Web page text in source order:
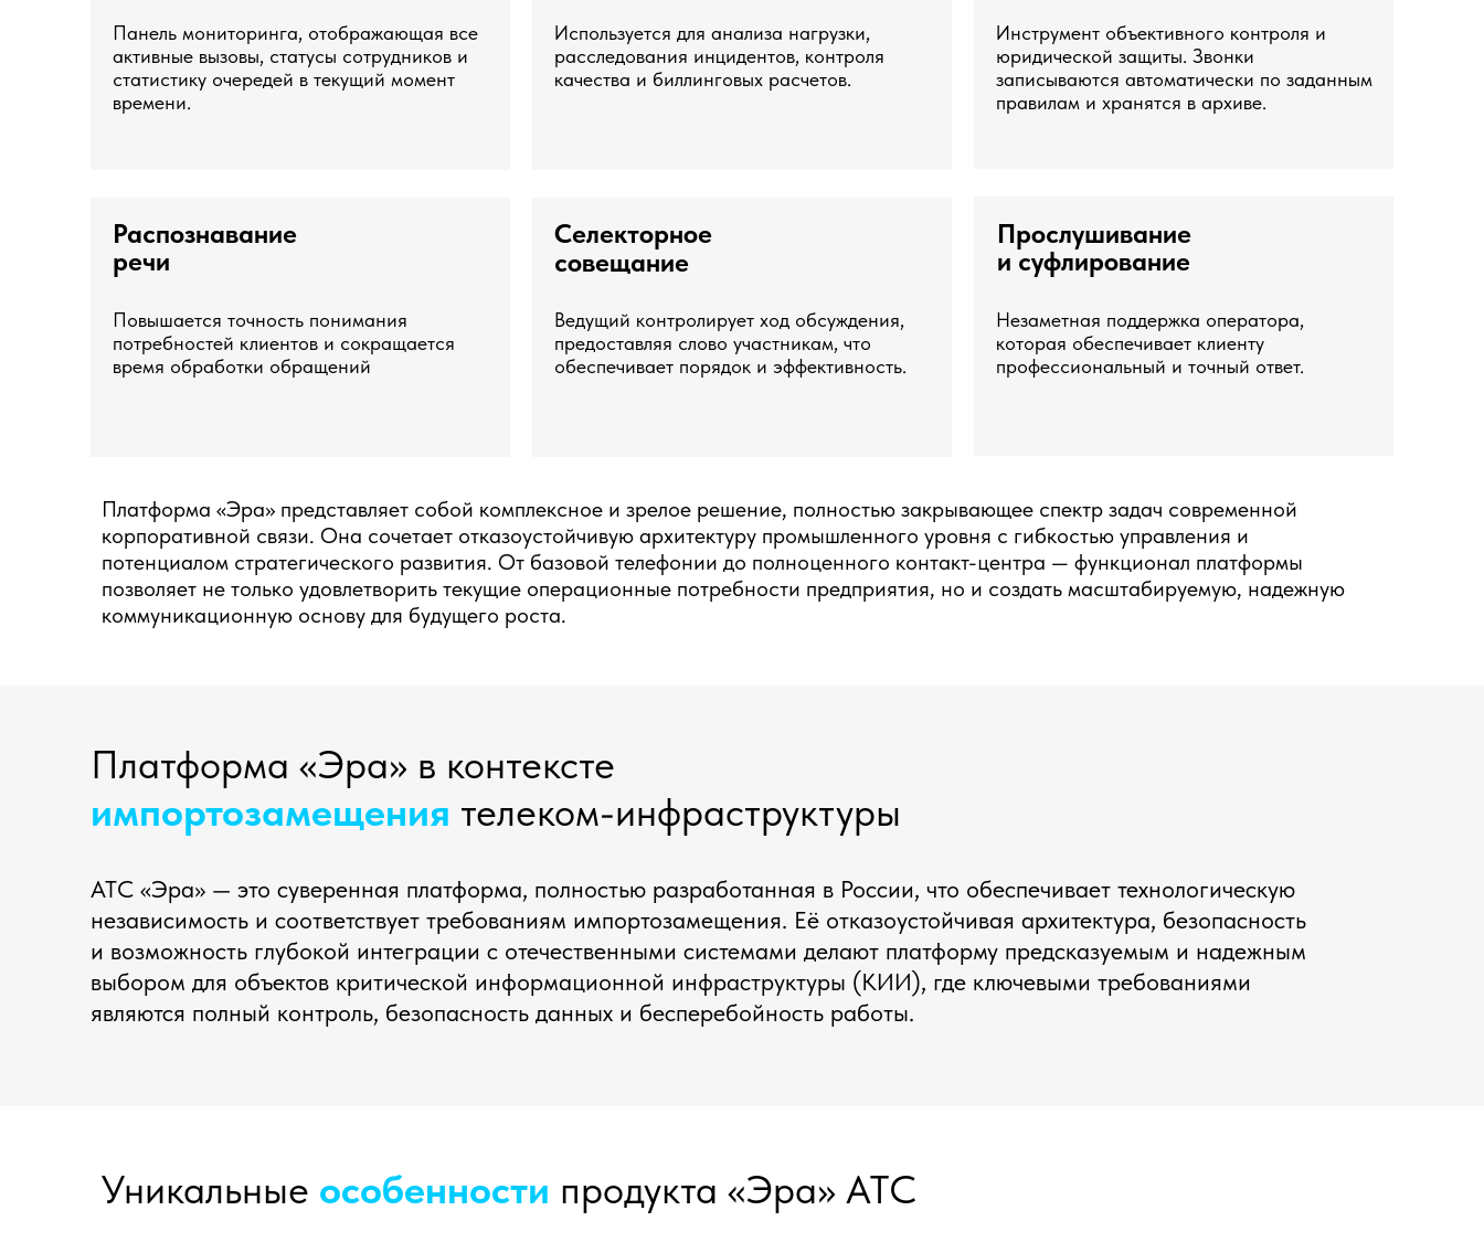
Панель мониторинга, отображающая все
активные вызовы, статусы сотрудников и
статистику очередей в текущий момент
времени.
Используется для анализа нагрузки,
расследования инцидентов, контроля
качества и биллинговых расчетов.
Инструмент объективного контроля и
юридической защиты. Звонки
записываются автоматически по заданным
правилам и хранятся в архиве.
Распознавание
речи
Повышается точность понимания
потребностей клиентов и сокращается
время обработки обращений
Селекторное
совещание
Ведущий контролирует ход обсуждения,
предоставляя слово участникам, что
обеспечивает порядок и эффективность.
Прослушивание
и суфлирование
Незаметная поддержка оператора,
которая обеспечивает клиенту
профессиональный и точный ответ.
Платформа «Эра» представляет собой комплексное и зрелое решение, полностью закрывающее спектр задач современной
корпоративной связи. Она сочетает отказоустойчивую архитектуру промышленного уровня с гибкостью управления и
потенциалом стратегического развития. От базовой телефонии до полноценного контакт-центра — функционал платформы
позволяет не только удовлетворить текущие операционные потребности предприятия, но и создать масштабируемую, надежную
коммуникационную основу для будущего роста.
Платформа «Эра» в контексте
импортозамещения телеком-инфраструктуры
АТС «Эра» — это суверенная платформа, полностью разработанная в России, что обеспечивает технологическую
независимость и соответствует требованиям импортозамещения. Её отказоустойчивая архитектура, безопасность
и возможность глубокой интеграции с отечественными системами делают платформу предсказуемым и надежным
выбором для объектов критической информационной инфраструктуры (КИИ), где ключевыми требованиями
являются полный контроль, безопасность данных и бесперебойность работы.
Уникальные особенности продукта «Эра» АТС